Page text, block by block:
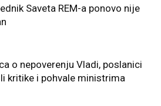
Saveta REM-a ponovo nije
o nepoverenju Vladi, poslanici
kritike i pohvale ministrima